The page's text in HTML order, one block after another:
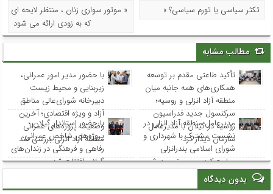
تکثر سیاسی یا تورم سیاسی؟ »
« موتور سواری زنان ، منتظر لایحه ای
که به زودی ارائه می شود
مطالب مشابه
تأکید طاعتی مقدم بر توسعه
همکاری‌های همه جانبه میان
منطقه آزاد انزلی و روسیه؛
سرکنسول جدید فدراسیون
روسیه در گیلان با مدیرعامل
سازمان دیدار کرد
با حضور مدیر امور عمرانی،
زیربنایی و محیط زیست
دبیرخانه شورای‌عالی مناطق
آزاد و ویژه اقتصادی؛ آخرین
وضعیت پروژه‌های عمرانی
منطقه آزاد انزلی بررسی شد
مدیرعامل منطقه آزاد انزلی در
نشست مشترک با شهرداری و
شورای اسلامی بندرانزلی
مطرح کرد: مسیر توسعه شهر
انزلی از هم‌افزایی و مشارکت
همه نهادها می‌گذرد
با حضور استاندار گیلان ؛
پروژه‌های شاخص عمرانی،
رفاهی و فرهنگی در زندان‌های
گیلان افتتاح شد
بدون دیدگاه